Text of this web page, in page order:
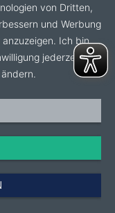
von Dritten,
und Werbung
Ich bin
jederzeit mit